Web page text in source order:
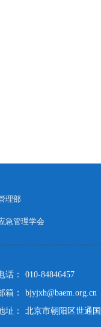
话：
010-84846457
箱：
bjyjxh@baem.org.cn
址：
北京市朝阳区世通
急管理学会
理部